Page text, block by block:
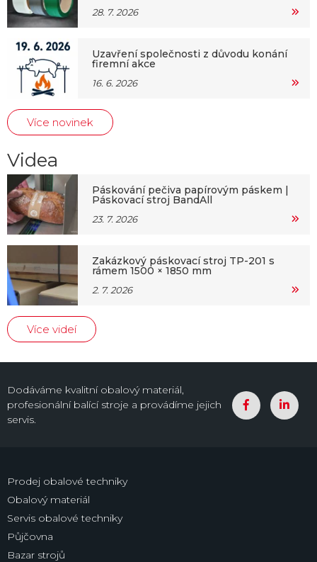
28. 7. 2026
Uzavření společnosti z důvodu konání
firemní akce
16. 6. 2026
Více novinek
Videa
Páskování pečiva papírovým páskem |
Páskovací stroj BandAll
23. 7. 2026
Zakázkový páskovací stroj TP-201 s
rámem 1500 × 1850 mm
2. 7. 2026
Více videí
Dodáváme kvalitní obalový materiál,
profesionální balící stroje a provádíme jejich
servis.
Prodej obalové techniky
Obalový materiál
Servis obalové techniky
Půjčovna
Bazar strojů